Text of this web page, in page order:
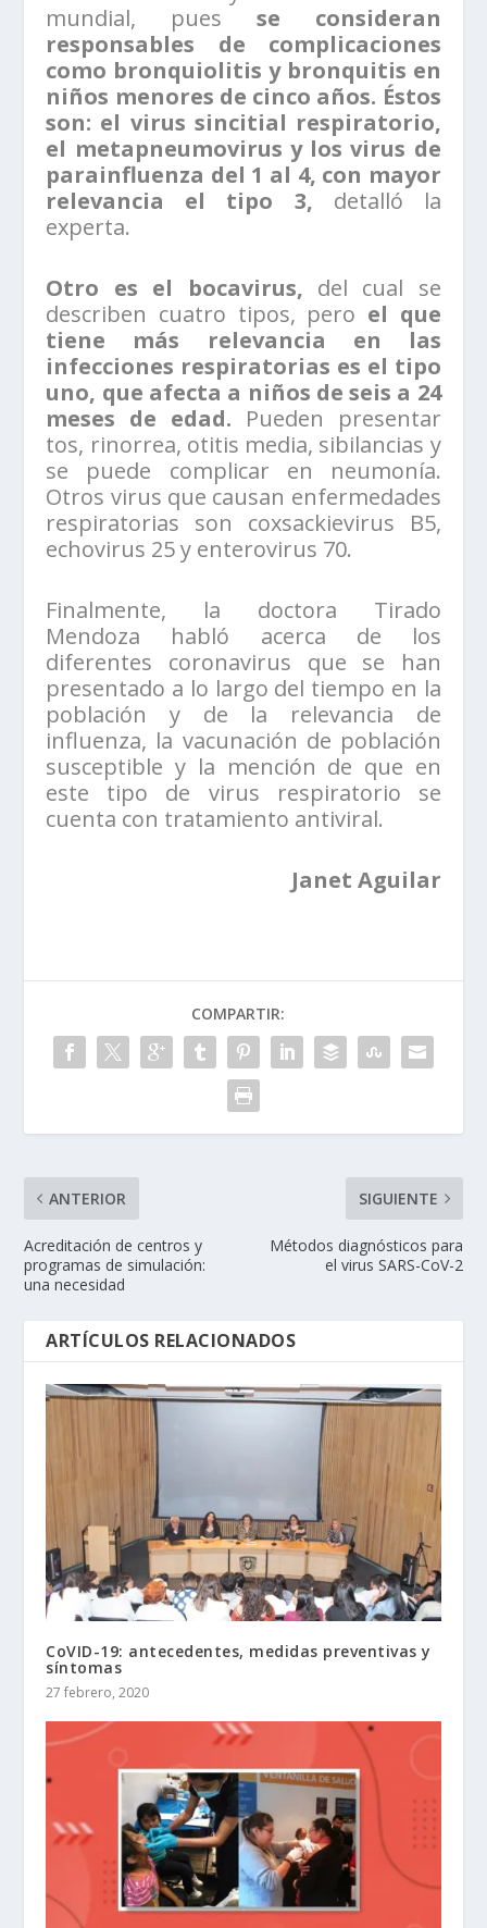
mundial, pues se consideran
responsables de complicaciones
como bronquiolitis y bronquitis en
niños menores de cinco años. Éstos
son: el virus sincitial respiratorio,
el metapneumovirus y los virus de
parainfluenza del 1 al 4, con mayor
relevancia el tipo 3, detalló la
experta.
Otro es el bocavirus, del cual se
describen cuatro tipos, pero el que
tiene más relevancia en las
infecciones respiratorias es el tipo
uno, que afecta a niños de seis a 24
meses de edad. Pueden presentar
tos, rinorrea, otitis media, sibilancias y
se puede complicar en neumonía.
Otros virus que causan enfermedades
respiratorias son coxsackievirus B5,
echovirus 25 y enterovirus 70.
Finalmente, la doctora Tirado
Mendoza habló acerca de los
diferentes coronavirus que se han
presentado a lo largo del tiempo en la
población y de la relevancia de
influenza, la vacunación de población
susceptible y la mención de que en
este tipo de virus respiratorio se
cuenta con tratamiento antiviral.
Janet Aguilar
COMPARTIR:
ANTERIOR
Acreditación de centros y
programas de simulación:
una necesidad
SIGUIENTE
Métodos diagnósticos para
el virus SARS-CoV-2
ARTÍCULOS RELACIONADOS
CoVID-19: antecedentes, medidas preventivas y
síntomas
27 febrero, 2020